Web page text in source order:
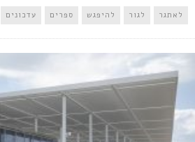
לאתגר לגור להיפגש ספרים עדכונים